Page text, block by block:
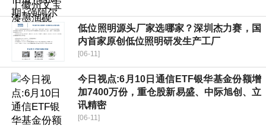
低位照明源头厂家选哪家？深圳杰力赛，国
内首家原创低位照明研发生产工厂
[06-11]
今日视点:6月10日通信ETF银华基金份额增
加7400万份，重仓股新易盛、中际旭创、立
讯精密
[06-11]